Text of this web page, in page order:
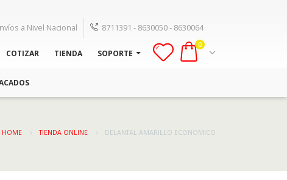
a Nivel Nacional 8711391 - 8630050 - 8630064
COTIZAR TIENDA SOPORTE
0
HOME TIENDA ONLINE DELANTAL AMARILLO ECONOMICO